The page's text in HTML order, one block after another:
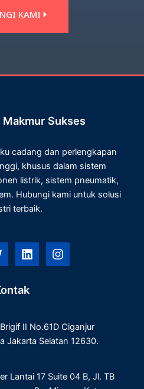
KAMI
Makmur Sukses
cadang dan perlengkapan
khusus dalam sistem
listrik, sistem pneumatik,
Hubungi kami untuk solusi
terbaik.
L
i
e
n
I
n
a
m
II No.61D Ciganjur
Jakarta Selatan 12630.
Lantai 17 Suite 04 B, Jl. TB